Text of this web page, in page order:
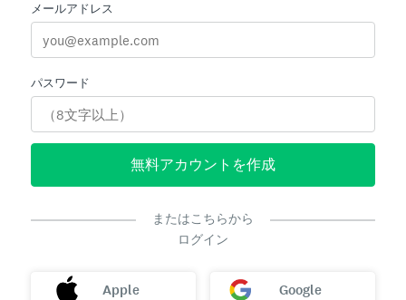
メールアドレス
パスワード
無料アカウントを作成
またはこちらから
ログイン
Apple Google